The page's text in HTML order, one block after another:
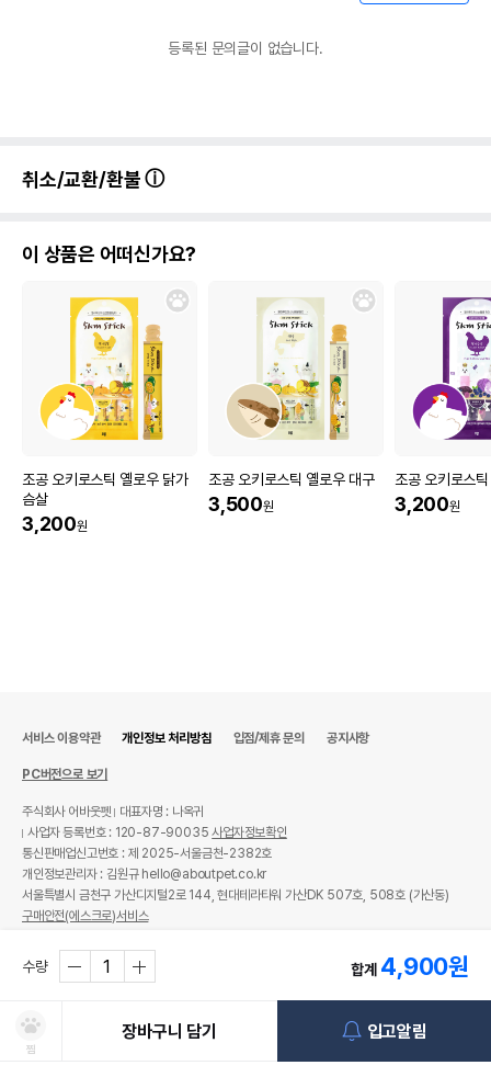
등록된 문의글이 없습니다.
취소/교환/환불
이 상품은 어떠신가요?
조공 오키로스틱 옐로우 닭가
슴살
3,200원
조공 오키로스틱 옐로우 대구
3,500원
조공 오키로스
3,200원
수량 합계 4,900원
찜
장바구니 담기 입고알림
서비스 이용약관 개인정보 처리방침 입점/제휴 문의 공지사항
PC버전으로 보기
주식회사 어바웃펫
대표자명 : 나옥귀
사업자 등록번호 : 120-87-90035사업자정보확인
통신판매업신고번호 : 제 2025-서울금천-2382호
개인정보관리자 : 김원규 hello@aboutpet.co.kr
서울특별시 금천구 가산디지털2로 144, 현대테라타워 가산DK 507호, 508호 (가산동)
구매안전(에스크로)서비스